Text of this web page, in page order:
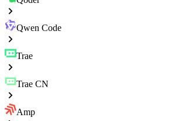
Qwen Code
Trae
Trae CN
Amp